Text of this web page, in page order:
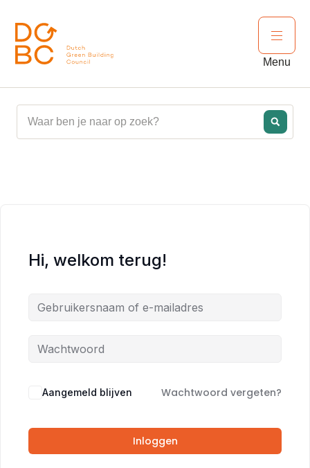
Open
Menu
Hi, welkom terug!
Aangemeld blijven Wachtwoord vergeten?
Inloggen